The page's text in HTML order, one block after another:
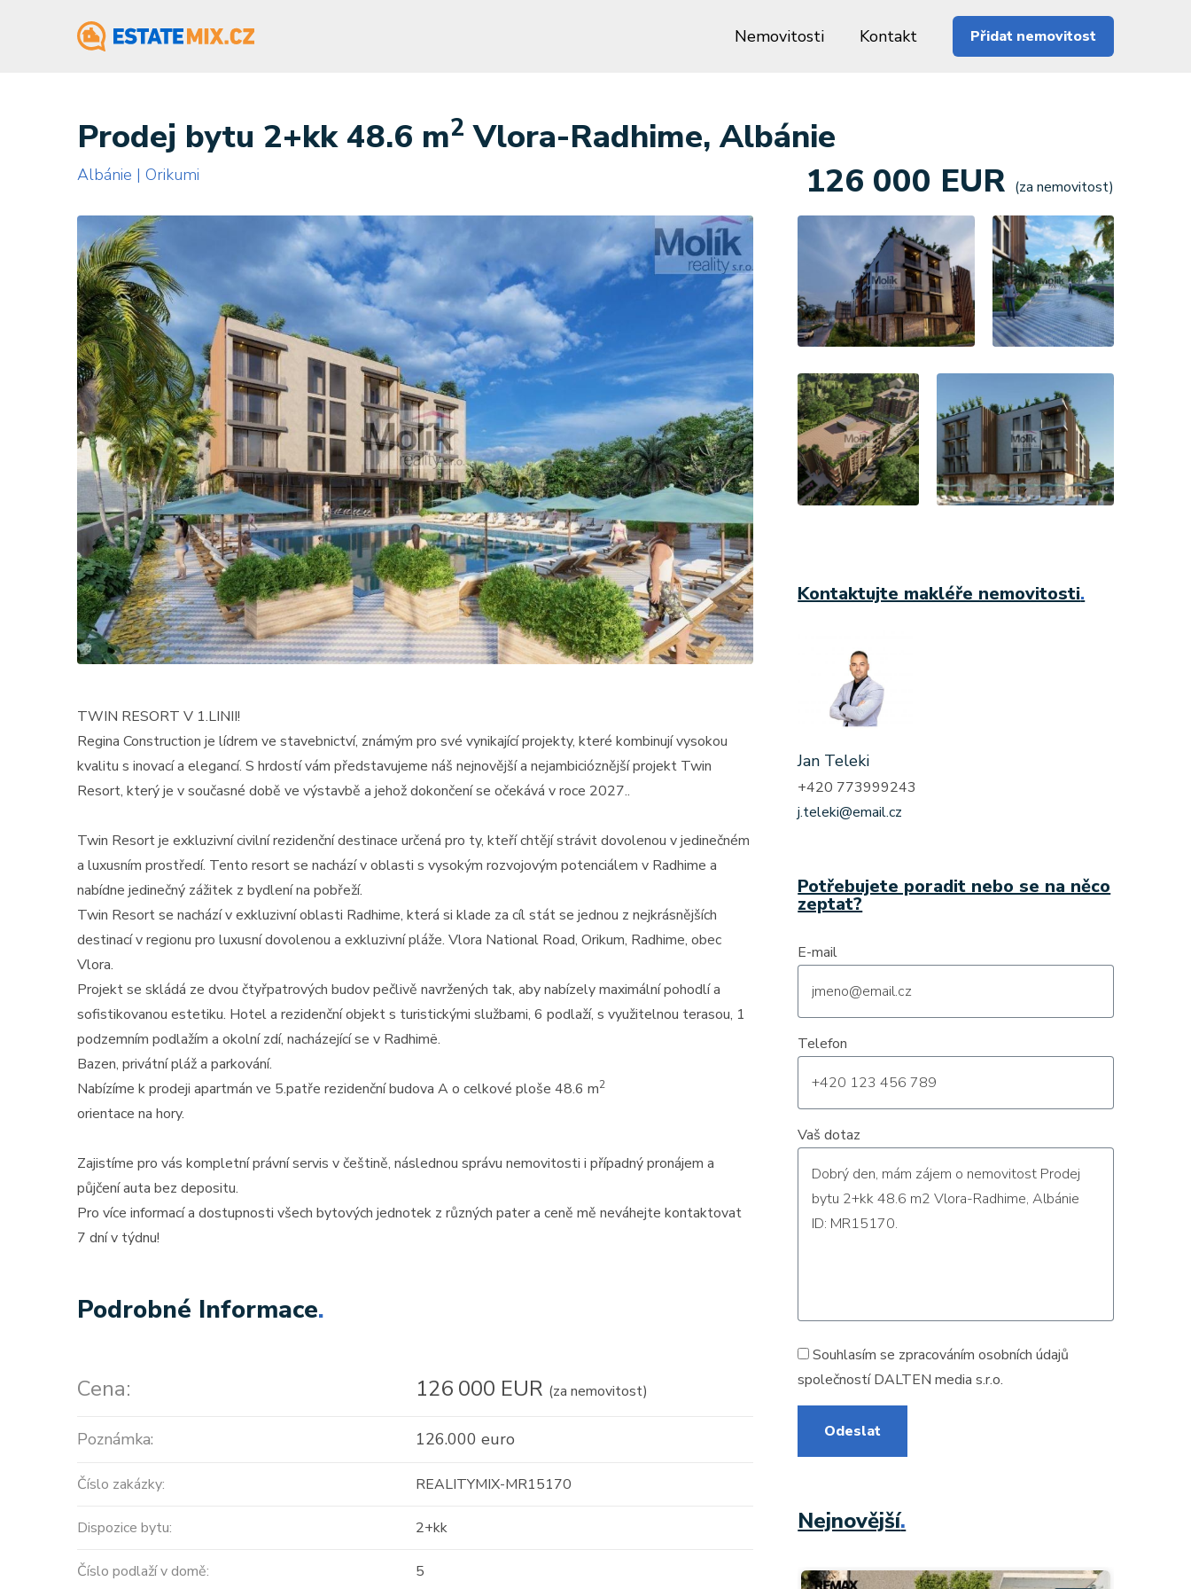
Nemovitosti Kontakt Přidat nemovitost
Prodej bytu 2+kk 48.6 m2 Vlora-Radhime, Albánie
Albánie | Orikumi 126 000 EUR (za nemovitost)
TWIN RESORT V 1.LINII!
Regina Construction je lídrem ve stavebnictví, známým pro své vynikající projekty, které kombinují vysokou
kvalitu s inovací a elegancí. S hrdostí vám představujeme náš nejnovější a nejambicióznější projekt Twin
Resort, který je v současné době ve výstavbě a jehož dokončení se očekává v roce 2027..
Twin Resort je exkluzivní civilní rezidenční destinace určená pro ty, kteří chtějí strávit dovolenou v jedinečném
a luxusním prostředí. Tento resort se nachází v oblasti s vysokým rozvojovým potenciálem v Radhime a
nabídne jedinečný zážitek z bydlení na pobřeží.
Twin Resort se nachází v exkluzivní oblasti Radhime, která si klade za cíl stát se jednou z nejkrásnějších
destinací v regionu pro luxusní dovolenou a exkluzivní pláže. Vlora National Road, Orikum, Radhime, obec
Vlora.
Projekt se skládá ze dvou čtyřpatrových budov pečlivě navržených tak, aby nabízely maximální pohodlí a
sofistikovanou estetiku. Hotel a rezidenční objekt s turistickými službami, 6 podlaží, s využitelnou terasou, 1
podzemním podlažím a okolní zdí, nacházející se v Radhimë.
Bazen, privátní pláž a parkování.
Nabízíme k prodeji apartmán ve 5.patře rezidenční budova A o celkové ploše 48.6 m2
orientace na hory.
Zajistíme pro vás kompletní právní servis v češtině, následnou správu nemovitosti i případný pronájem a
půjčení auta bez depositu.
Pro více informací a dostupnosti všech bytových jednotek z různých pater a ceně mě neváhejte kontaktovat
7 dní v týdnu!
Podrobné Informace.
Cena: 126 000 EUR (za nemovitost)
Poznámka: 126.000 euro
Číslo zakázky: REALITYMIX-MR15170
Dispozice bytu: 2+kk
Číslo podlaží v domě: 5
Kontaktujte makléře nemovitosti.
Jan Teleki
+420 773999243
j.teleki@email.cz
Potřebujete poradit nebo se na něco
zeptat?
E-mail
Telefon
Vaš dotaz
Souhlasím se zpracovánímosobních údajů
společností DALTEN media s.r.o.
Odeslat
Nejnovější.